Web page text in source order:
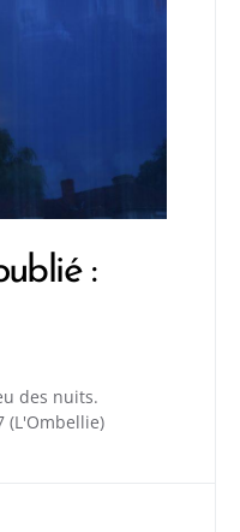
:
des nuits.
(L'Ombellie)